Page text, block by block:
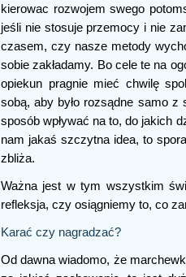
kierowac rozwojem swego
jeśli nie stosuje przemocy i nie
czasem, czy nasze metody
sobie zakładamy. Bo cele te na
opiekun pragnie mieć chwilę
sobą, aby było rozsądne samo
sposób wpływać na to, do jakich
nam jakaś szczytna idea, to
zbliża.
Ważna jest w tym wszystkim
refleksja, czy osiągniemy to, co
Karać czy nagradzać?
Od dawna wiadomo, że